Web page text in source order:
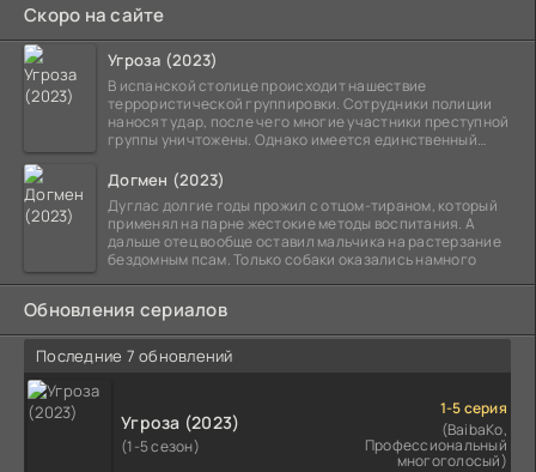
Скоро на сайте
Угроза (2023)
В испанской столице происходит нашествие
террористической группировки. Сотрудники полиции
наносят удар, после чего многие участники преступной
группы уничтожены. Однако имеется единственный
Догмен (2023)
Дуглас долгие годы прожил с отцом-тираном, который
применял на парне жестокие методы воспитания. А
дальше отец вообще оставил мальчика на растерзание
бездомным псам. Только собаки оказались намного
Обновления сериалов
Последние 7 обновлений
Угроза (2023)
(1-5 сезон)
1-5 серия
(BaibaKo,
Профессиональный
многоголосый)